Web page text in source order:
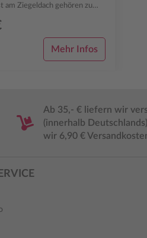
am Ziegeldach gehören zu
Mehr Infos
Ab 35,- € liefern wir
(innerhalb
wir 6,90 €